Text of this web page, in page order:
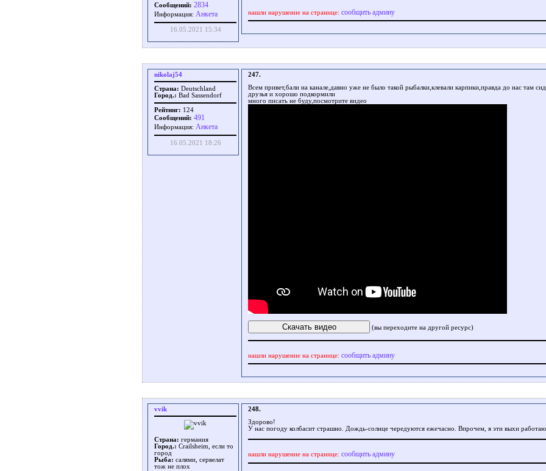
Сообщений: 2834
Информация: Aнкета
16.05.2021 15:34
нашли нарушение на странице: сообщить админу
nikolaj54
Страна: Deutschland
Город.: Bad Sassendorf
Рейтинг: 124
Сообщений: 491
Информация: Aнкета
16.05.2021 18:26
247.
Всем привет,бали на канале,давно уже не было такой рыбалки,клевали карпики,правда до нас там
друзья и хорошо подкормили
много писать не буду,посмотрите видео
(вы переходите на другой ресурс)
нашли нарушение на странице: сообщить админу
vvik
Страна: германия
Город.: Crailsheim, если то
город
Рыба: салями, сервелат
тож не плох
248.
Здорово!
У нас погоду колбасит страшно. Дождь-солнце чередуются ежечасно. Впрочем, я эти выхи
нашли нарушение на странице: сообщить админу